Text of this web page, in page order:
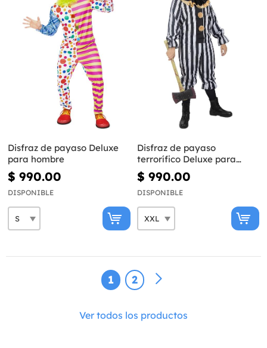
Disfraz de payaso Deluxe
para hombre
$ 990.00
DISPONIBLE
Disfraz de payaso
terrorífico Deluxe para
hombre talla grande
$ 990.00
DISPONIBLE
1 2
Ver todos los productos